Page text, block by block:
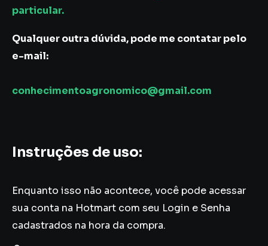
particular.
Qualquer outra dúvida, pode me contatar pelo
e-mail:
conhecimentoagronomico@gmail.com
Instruções de uso:
Enquanto isso não acontece, você pode acessar
sua conta na Hotmart com seu Login e Senha
cadastrados na hora da compra.